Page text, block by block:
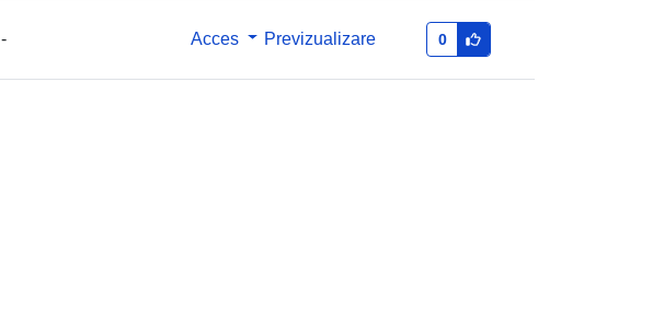
- Acces Previzualizare 0